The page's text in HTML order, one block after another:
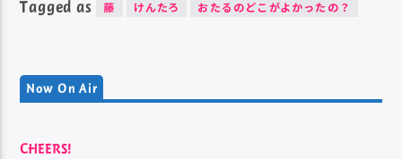
レ
ー
Tagged as 藤 けんたろ おたるのどこがよかったの？
Now On Air
CHEERS!